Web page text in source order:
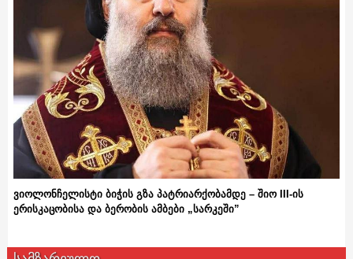
ვიოლონჩელისტი ბიჭის გზა პატრიარქობამდე – შიო III-ის
ერისკაცობისა და ბერობის ამბები „სარკეში”